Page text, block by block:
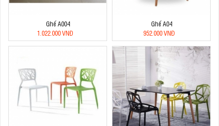
Ghế A004
1.022.000 VNĐ
Ghế A04
952.000 VNĐ